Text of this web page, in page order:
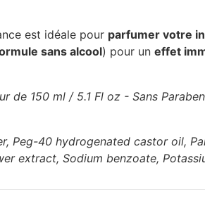
est idéale pour parfumer votre
sans alcool) pour un effet
de 150 ml / 5.1 Fl oz - Sans
Peg-40 hydrogenated castor oil,
extract, Sodium benzoate,